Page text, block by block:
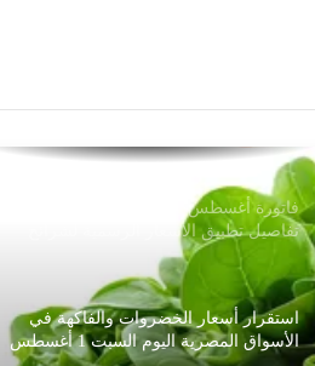
العالمية
فاتورة أغسطس تحمل الزيادة الجديدة..
تفاصيل تطبيق الأسعار الرسمية لشرائح
استقرار أسعار الخضروات والفاكهة في
الأسواق المصرية اليوم السبت 1 أغسطس